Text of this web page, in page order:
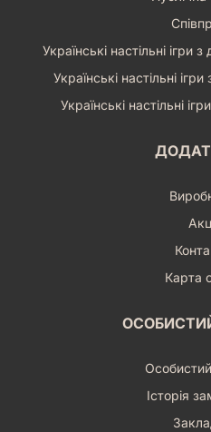
Українські настільні
Українські настільні
Українські настільні
Карта
Історія